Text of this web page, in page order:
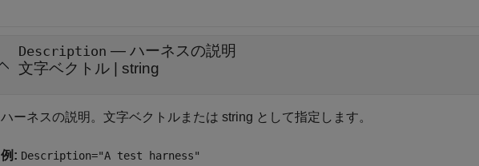
Description — ハーネスの説明
文字ベクトル
string
ハーネスの説明。文字ベクトルまたは string として指定します。
例: Description="A test harness"